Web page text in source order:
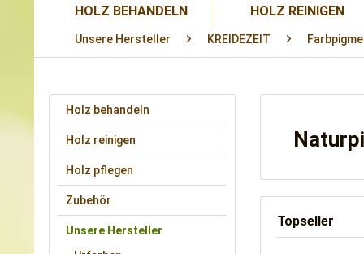
HOLZ BEHANDELN HOLZ REINIGEN
Unsere Hersteller KREIDEZEIT
Holz behandeln
Holz reinigen
Holz pflegen
Zubehör
Unsere Hersteller
Topseller